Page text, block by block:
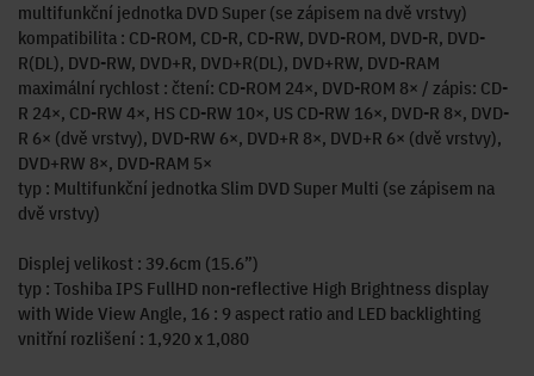
multifunkční jednotka DVD Super (se zápisem na dvě vrstvy)
kompatibilita : CD-ROM, CD-R, CD-RW, DVD-ROM, DVD-R, DVD-
R(DL), DVD-RW, DVD+R, DVD+R(DL), DVD+RW, DVD-RAM
maximální rychlost : čtení: CD-ROM 24×, DVD-ROM 8× / zápis: CD-
R 24×, CD-RW 4×, HS CD-RW 10×, US CD-RW 16×, DVD-R 8×, DVD-
R 6× (dvě vrstvy), DVD-RW 6×, DVD+R 8×, DVD+R 6× (dvě vrstvy),
DVD+RW 8×, DVD-RAM 5×
typ : Multifunkční jednotka Slim DVD Super Multi (se zápisem na
dvě vrstvy)
Displej velikost : 39.6cm (15.6”)
typ : Toshiba IPS FullHD non-reflective High Brightness display
with Wide View Angle, 16 : 9 aspect ratio and LED backlighting
vnitřní rozlišení : 1,920 x 1,080